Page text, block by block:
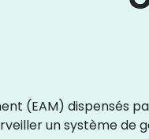
(EAM) dispensés
un système de